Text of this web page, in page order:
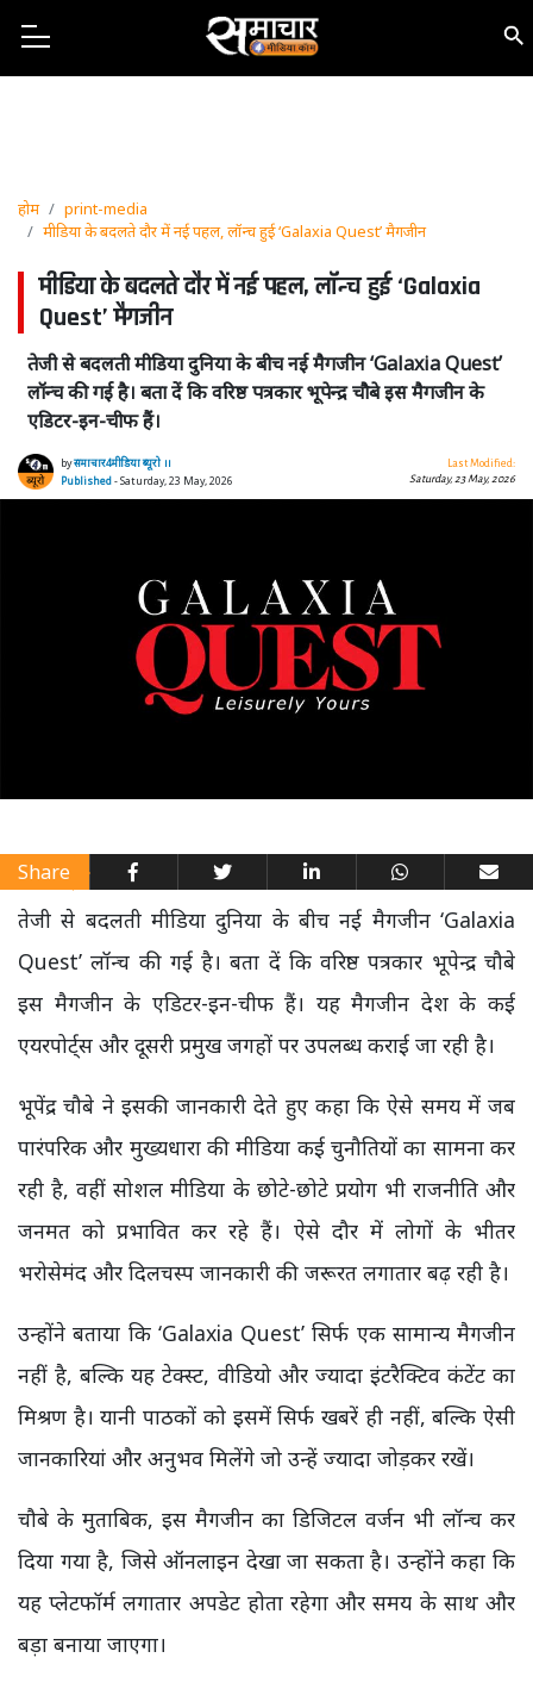
होम
print-media
मीडिया के बदलते दौर में नई पहल, लॉन्च हुई ‘Galaxia Quest’ मैगजीन
मीडिया के बदलते दौर में नई पहल, लॉन्च हुई ‘Galaxia
Quest’ मैगजीन
तेजी से बदलती मीडिया दुनिया के बीच नई मैगजीन ‘Galaxia Quest’
लॉन्च की गई है। बता दें कि वरिष्ठ पत्रकार भूपेन्द्र चौबे इस मैगजीन के
एडिटर-इन-चीफ हैं।
byसमाचार4मीडिया ब्यूरो ।।
Published- Saturday, 23 May, 2026
Last Modified:
Saturday, 23 May, 2026
Share
तेजी से बदलती मीडिया दुनिया के बीच नई मैगजीन ‘Galaxia
Quest’ लॉन्च की गई है। बता दें कि वरिष्ठ पत्रकार भूपेन्द्र चौबे
इस मैगजीन के एडिटर-इन-चीफ हैं। यह मैगजीन देश के कई
एयरपोर्ट्स और दूसरी प्रमुख जगहों पर उपलब्ध कराई जा रही है।
भूपेंद्र चौबे ने इसकी जानकारी देते हुए कहा कि ऐसे समय में जब
पारंपरिक और मुख्यधारा की मीडिया कई चुनौतियों का सामना कर
रही है, वहीं सोशल मीडिया के छोटे-छोटे प्रयोग भी राजनीति और
जनमत को प्रभावित कर रहे हैं। ऐसे दौर में लोगों के भीतर
भरोसेमंद और दिलचस्प जानकारी की जरूरत लगातार बढ़ रही है।
उन्होंने बताया कि ‘Galaxia Quest’ सिर्फ एक सामान्य मैगजीन
नहीं है, बल्कि यह टेक्स्ट, वीडियो और ज्यादा इंटरैक्टिव कंटेंट का
मिश्रण है। यानी पाठकों को इसमें सिर्फ खबरें ही नहीं, बल्कि ऐसी
जानकारियां और अनुभव मिलेंगे जो उन्हें ज्यादा जोड़कर रखें।
चौबे के मुताबिक, इस मैगजीन का डिजिटल वर्जन भी लॉन्च कर
दिया गया है, जिसे ऑनलाइन देखा जा सकता है। उन्होंने कहा कि
यह प्लेटफॉर्म लगातार अपडेट होता रहेगा और समय के साथ और
बड़ा बनाया जाएगा।